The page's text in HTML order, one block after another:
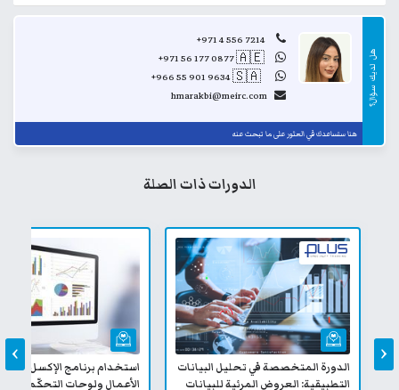
هل
لديك
سؤال؟
+971 4 556 7214
+971 56 177 0877🇦🇪
+966 55 901 9634🇸🇦
hmarakbi@meirc.com
هنا ستساعدك في العثور على ما تبحث عنه
الدورات ذات الصلة
الدورة المتخصصة في تحليل البيانات
التطبيقية: العروض المرئية للبيانات
استخدام برنامج الإكسل في
الأعمال ولوحات التحكّم -
‹
›